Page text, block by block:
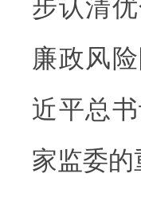
步认清
廉政风
近平总
家监委